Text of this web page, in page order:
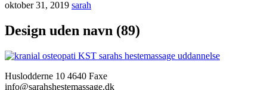
oktober 31, 2019 sarah
Design uden navn (89)
Huslodderne 10 4640 Faxe
info@sarahshestemassage.dk